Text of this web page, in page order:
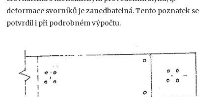
deformace svorníků je zanedbatelná. Tento poznatek se
potvrdil i při podrobném výpočtu.